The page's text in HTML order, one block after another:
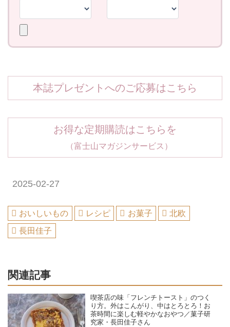
本誌プレゼントへのご応募はこちら
お得な定期購読はこちらを
（富士山マガジンサービス）
2025-02-27
おいしいもの レシピ お菓子
北欧
長田佳子
関連記事
喫茶店の味「フレンチトースト」のつく
り方。外はこんがり、中はとろとろ！お
茶時間に楽しむ軽やかなおやつ／菓子研
究家・長田佳子さん